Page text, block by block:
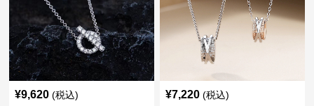
¥9,620 (税込) ¥7,220 (税込)